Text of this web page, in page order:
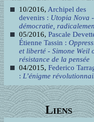
10/2016, Archipel des
devenirs : Utopia Nova
démocratie,
05/2016, Pascale
Étienne Tassin :
et liberté - Simone Weil
résistance de la pensée
04/2015, Federico
: L’énigme
Liens